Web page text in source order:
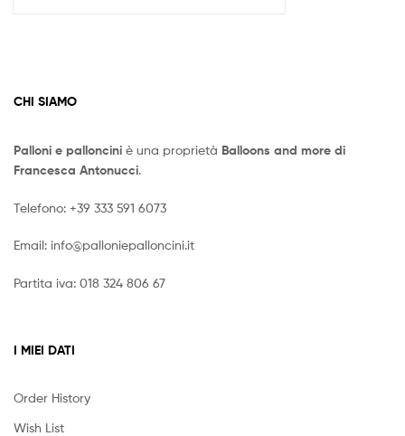
CHI SIAMO
Palloni e palloncini è una proprietà Balloons and more di
Francesca Antonucci.
Telefono: +39 333 591 6073
Email: info@palloniepalloncini.it
Partita iva: 018 324 806 67
I MIEI DATI
Order History
Wish List